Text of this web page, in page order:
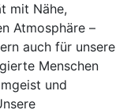
mit Nähe,
Atmosphäre –
auch für unsere
Menschen
und